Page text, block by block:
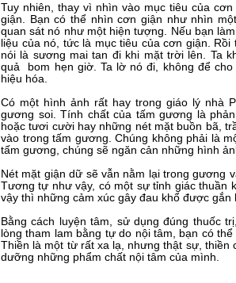
Tuy nhiên, thay vì nhìn vào mục tiêu của
giận. Bạn có thể nhìn cơn giận như nhìn
quan sát nó như một hiện tượng. Nếu bạn
liệu của nó, tức là mục tiêu của cơn giận.
nói là sương mai tan đi khi mặt trời lên. Ta
quả bom hẹn giờ. Ta lờ nó đi, không để
hiệu hóa.
Có một hình ảnh rất hay trong giáo lý nhà
gương soi. Tính chất của tấm gương là
hoặc tươi cười hay những nét mặt buồn bã,
vào trong tấm gương. Chúng không phải là
tấm gương, chúng sẽ ngăn cản những hình
Nét mặt giận dữ sẽ vẫn nằm lại trong gương
Tương tự như vậy, có một sự tỉnh giác thuần
vậy thì những cảm xúc gây đau khổ được
Bằng cách luyện tâm, sử dụng đúng thuốc
lòng tham lam bằng tự do nội tâm, bạn có
Thiền là một từ rất xa lạ, nhưng thật sự,
dưỡng những phẩm chất nội tâm của mình.